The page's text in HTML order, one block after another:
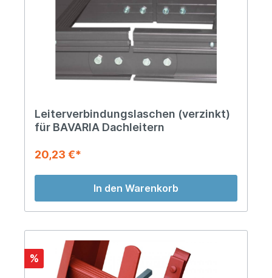
Leiterverbindungslaschen (verzinkt)
für BAVARIA Dachleitern
20,23 €*
In den Warenkorb
%